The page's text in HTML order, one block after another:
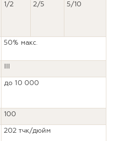
1/2 2/5 5/10
50% макс.
до 10 000
100
202 тчк/дюйм